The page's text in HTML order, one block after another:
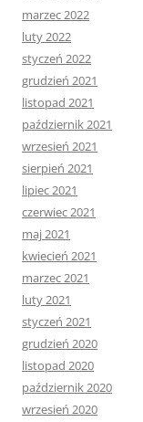
marzec 2022
luty 2022
styczeń 2022
grudzień 2021
listopad 2021
październik 2021
wrzesień 2021
sierpień 2021
lipiec 2021
czerwiec 2021
maj 2021
kwiecień 2021
marzec 2021
luty 2021
styczeń 2021
grudzień 2020
listopad 2020
październik 2020
wrzesień 2020